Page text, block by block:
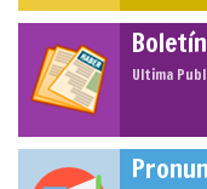
Boletín
Ultima